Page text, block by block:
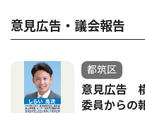
意見広告・議会報告
都筑区
意見広告
委員からの